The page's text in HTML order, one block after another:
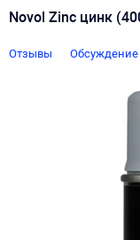
Novol Zinc цинк
Отзывы Обсуждение